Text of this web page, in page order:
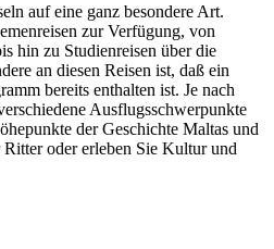
auf eine ganz besondere Art.
zur Verfügung, von
hin zu Studienreisen über die
an diesen Reisen ist, daß ein
bereits enthalten ist. Je nach
Ausflugsschwerpunkte
der Geschichte Maltas und
oder erleben Sie Kultur und